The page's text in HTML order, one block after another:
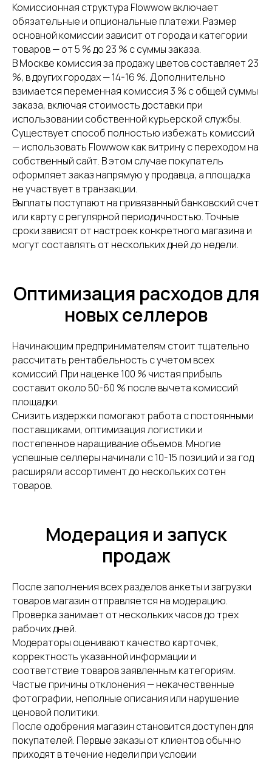
Комиссионная структура Flowwow включает
обязательные и опциональные платежи. Размер
основной комиссии зависит от города и категории
товаров — от 5 % до 23 % с суммы заказа.
В Москве комиссия за продажу цветов составляет 23
%, в других городах — 14-16 %. Дополнительно
взимается переменная комиссия 3 % с общей суммы
заказа, включая стоимость доставки при
использовании собственной курьерской службы.
Существует способ полностью избежать комиссий
— использовать Flowwow как витрину с переходом на
собственный сайт. В этом случае покупатель
оформляет заказ напрямую у продавца, а площадка
не участвует в транзакции.
Выплаты поступают на привязанный банковский счет
или карту с регулярной периодичностью. Точные
сроки зависят от настроек конкретного магазина и
могут составлять от нескольких дней до недели.
Оптимизация расходов для
новых селлеров
Начинающим предпринимателям стоит тщательно
рассчитать рентабельность с учетом всех
комиссий. При наценке 100 % чистая прибыль
составит около 50-60 % после вычета комиссий
площадки.
Снизить издержки помогают работа с постоянными
поставщиками, оптимизация логистики и
постепенное наращивание объемов. Многие
успешные селлеры начинали с 10-15 позиций и за год
расширяли ассортимент до нескольких сотен
товаров.
Модерация и запуск
продаж
После заполнения всех разделов анкеты и загрузки
товаров магазин отправляется на модерацию.
Проверка занимает от нескольких часов до трех
рабочих дней.
Модераторы оценивают качество карточек,
корректность указанной информации и
соответствие товаров заявленным категориям.
Частые причины отклонения — некачественные
фотографии, неполные описания или нарушение
ценовой политики.
После одобрения магазин становится доступен для
покупателей. Первые заказы от клиентов обычно
приходят в течение недели при условии
©2000 — 2026, Курьерская компания СДЭК
Политика сбора ПДн клиентов
Пользовательское соглашение
г. Москва, 1-я улица
Измайловского
Зверинца, д.8
Адрес
+7(967)555-60-11
sales@ffcdek.ru
Клиентам
Личный кабинет
Заключить договор
Карта сайта
Решения для
бизнеса
Доставка до
маркетплейсов
Все услуги
Фулфилмент для
маркетплейсов
Фулфилмент для
Сфокусируйтесь на продажах,
а остальное возьмём на себя
УЗНАТЬ СТОИМОСТЬ
СДЭК
Фулфилмент
Адреса складов
Тарифы
Блог
Акции
Новости
Международные
сайты
Партнёрская
программа